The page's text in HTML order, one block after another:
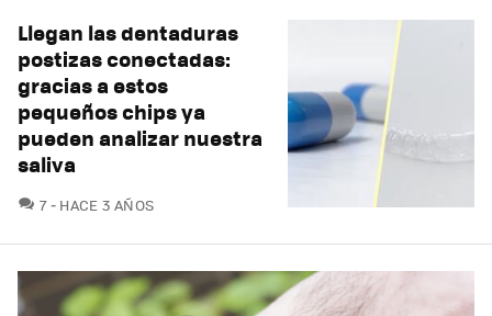
Llegan las dentaduras
postizas conectadas:
gracias a estos
pequeños chips ya
pueden analizar nuestra
saliva
7COMENTARIOS
HACE 3 AÑOS